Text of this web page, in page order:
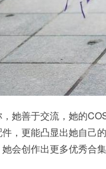
她善于交流，她的
，更能凸显出她自己
会创作出更多优秀合集